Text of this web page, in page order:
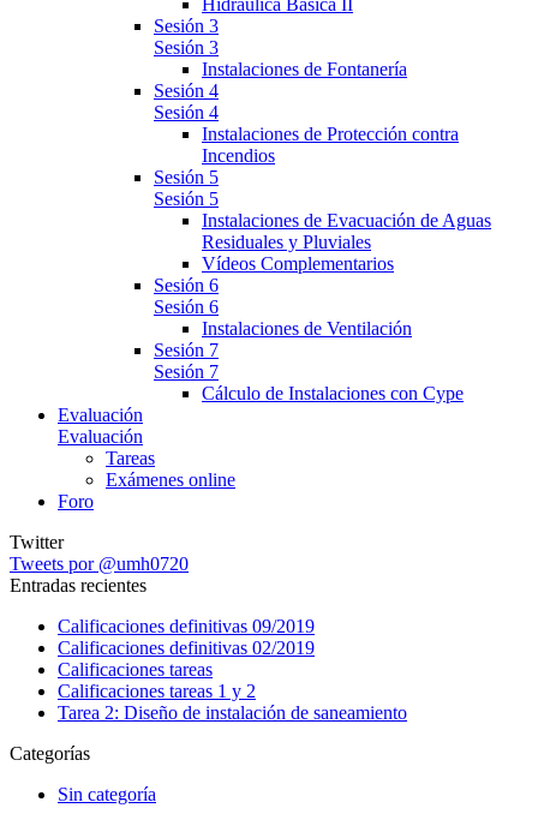
Sesión 3
Sesión 3
Instalaciones de Fontanería
Sesión 4
Sesión 4
Instalaciones de Protección contra
Incendios
Sesión 5
Sesión 5
Instalaciones de Evacuación de Aguas
Residuales y Pluviales
Vídeos Complementarios
Sesión 6
Sesión 6
Instalaciones de Ventilación
Sesión 7
Sesión 7
Cálculo de Instalaciones con Cype
Evaluación
Evaluación
Tareas
Exámenes online
Foro
Twitter
Tweets por @umh0720
Entradas recientes
Calificaciones definitivas 09/2019
Calificaciones definitivas 02/2019
Calificaciones tareas
Calificaciones tareas 1 y 2
Tarea 2: Diseño de instalación de saneamiento
Categorías
Sin categoría